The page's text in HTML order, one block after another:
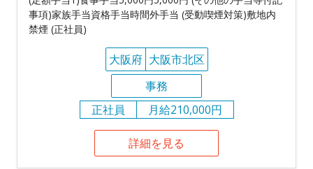
事項)家族手当資格手当時間外手当 (受動喫煙対策)敷地内
禁煙 (正社員)
大阪府 大阪市北区
事務
正社員
月給210,000円
詳細を見る